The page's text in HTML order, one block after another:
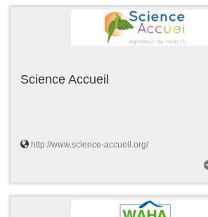
Science Accueil
http://www.science-accueil.org/